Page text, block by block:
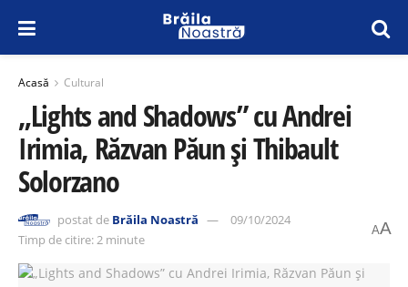
Acasă Cultural
„Lights and Shadows” cu Andrei
Irimia, Răzvan Păun și Thibault
Solorzano
postat de Brăila Noastră
09/10/2024
Timp de citire: 2 minute
AA